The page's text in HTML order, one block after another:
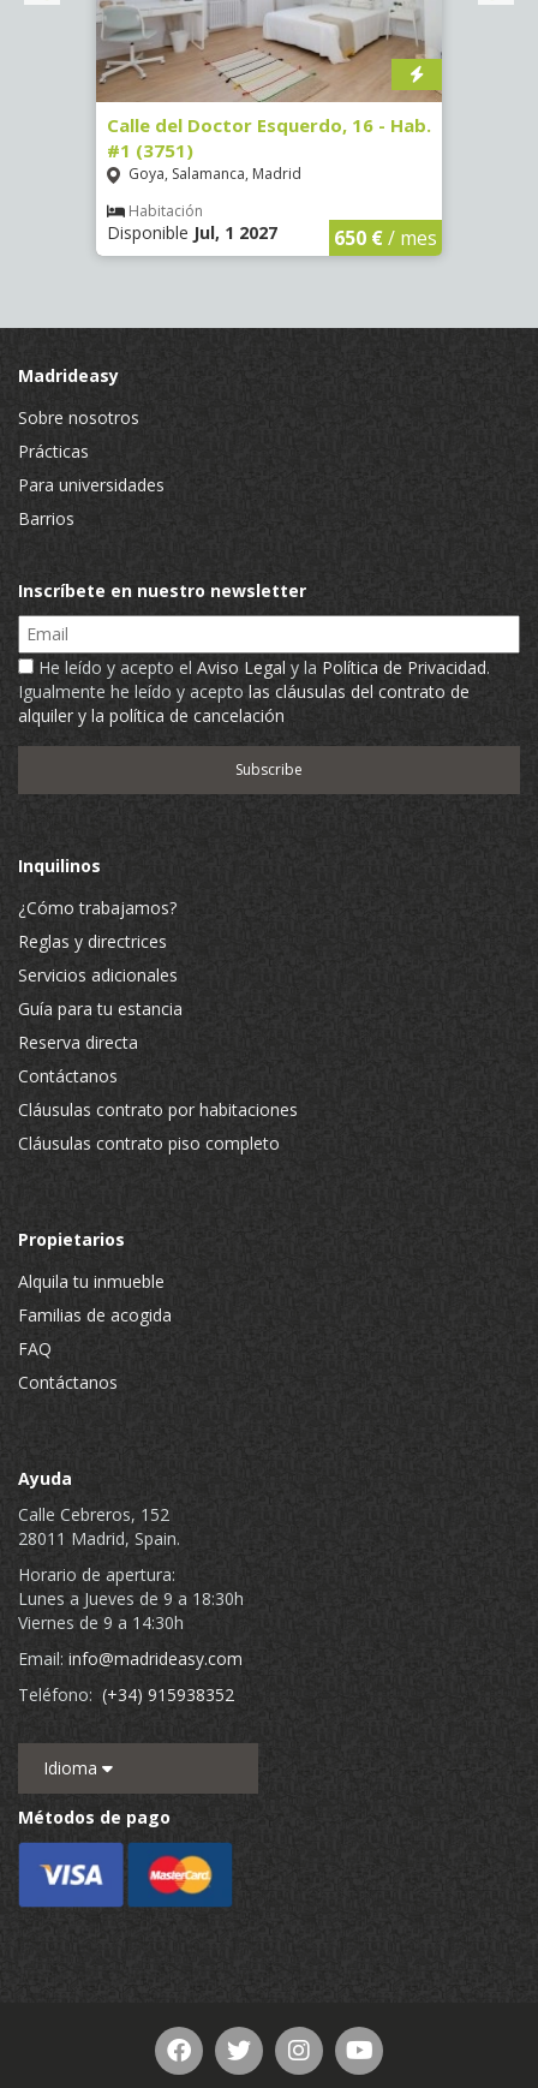
Calle del Doctor Esquerdo, 16 - Hab.
#1 (3751)
Goya, Salamanca, Madrid
Habitación
Disponible Jul, 1 2027 650 €/ mes
Madrideasy
Sobre nosotros
Prácticas
Para universidades
Barrios
Inscríbete en nuestro newsletter
Email
He leído y acepto el Aviso Legal y la Política de Privacidad.
Igualmente he leído y acepto las cláusulas del contrato de
alquiler y la política de cancelación
Inquilinos
¿Cómo trabajamos?
Reglas y directrices
Servicios adicionales
Guía para tu estancia
Reserva directa
Contáctanos
Cláusulas contrato por habitaciones
Cláusulas contrato piso completo
Propietarios
Alquila tu inmueble
Familias de acogida
FAQ
Contáctanos
Ayuda
Calle Cebreros, 152
28011 Madrid, Spain.
Horario de apertura:
Lunes a Jueves de 9 a 18:30h
Viernes de 9 a 14:30h
Email: info@madrideasy.com
Teléfono: (+34) 915938352
Idioma
Métodos de pago